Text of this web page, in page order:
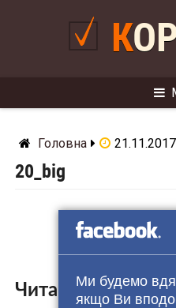
Ми будемо
якщо Ви
Головна 21.11.2017
20_big
Читайте також: